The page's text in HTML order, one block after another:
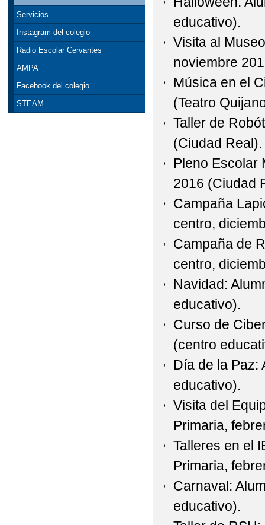
Servicios
Instagram del colegio
Radio Escolar Cervantes
AMPA
Facebook del colegio
STEAM
educativo).
Visita al
noviembre
Música en el
(Teatro
Taller de
(Ciudad Real).
Pleno Escolar
2016 (Ciudad
Campaña
centro,
Campaña de
centro,
Navidad:
educativo).
Curso de
(centro
Día de la Paz:
educativo).
Visita del
Primaria,
Talleres en el
Primaria,
Carnaval:
educativo).